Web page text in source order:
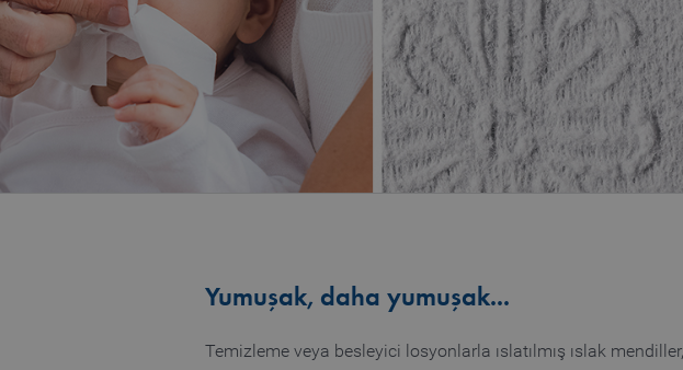
Yumuşak, daha yumuşak...
Temizleme veya besleyici losyonlarla ıslatılmış ıslak mendiller,